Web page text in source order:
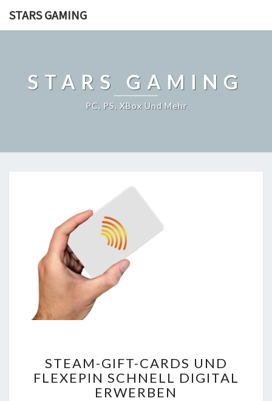
STARS GAMING
STARS GAMING
PC, PS, XBox Und Mehr
GIFT-
CARDS
UND
STEAM-GIFT-CARDS UND
FLEXEPIN SCHNELL DIGITAL
ERWERBEN